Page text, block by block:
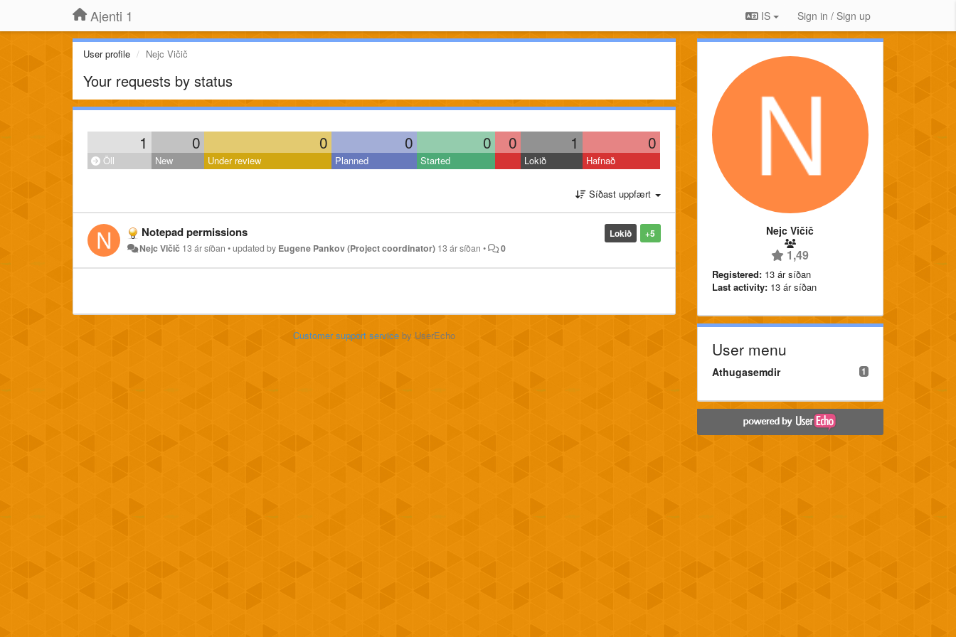
Ajenti 1 IS Sign in / Sign up
User profile Nejc Vičič
Your requests by status
1 0 0 0 0 0 1 0
Öll New Under review Planned Started Lokið Hafnað
Síðast uppfært
+5
Lokið
Notepad permissions
Nejc Vičič 13 ár síðan •updated by Eugene Pankov (Project coordinator) 13 ár síðan • 0
Customer support serviceby UserEcho
Nejc Vičič
1,49
Registered: 13 ár síðan
Last activity: 13 ár síðan
User menu
1
Athugasemdir